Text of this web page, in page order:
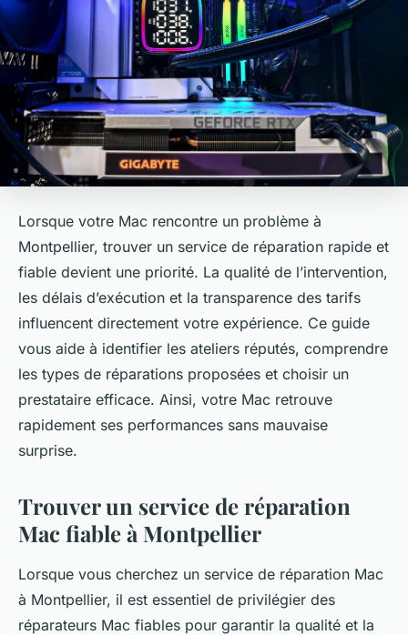
Lorsque votre Mac rencontre un problème à
Montpellier, trouver un service de réparation rapide et
fiable devient une priorité. La qualité de l’intervention,
les délais d’exécution et la transparence des tarifs
influencent directement votre expérience. Ce guide
vous aide à identifier les ateliers réputés, comprendre
les types de réparations proposées et choisir un
prestataire efficace. Ainsi, votre Mac retrouve
rapidement ses performances sans mauvaise
surprise.
Trouver un service de réparation
Mac fiable à Montpellier
Lorsque vous cherchez un service de réparation Mac
à Montpellier, il est essentiel de privilégier des
réparateurs Mac fiables pour garantir la qualité et la